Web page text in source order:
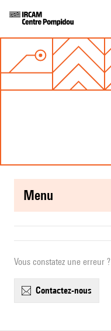
menu
Vous constatez une erreur ?
contactez-nous